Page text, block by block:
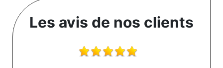
Les avis de nos clients